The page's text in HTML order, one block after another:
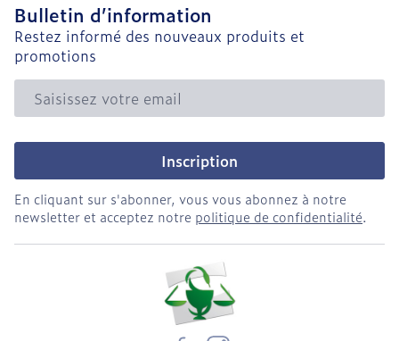
Bulletin d’information
Restez informé des nouveaux produits et
promotions
Adresse mail
Inscription
En cliquant sur s'abonner, vous vous abonnez à notre
newsletter et acceptez notre politique de confidentialité.